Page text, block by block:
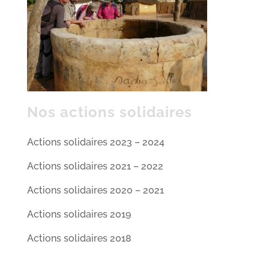
Nos actions solidaires
Actions solidaires 2023 – 2024
Actions solidaires 2021 – 2022
Actions solidaires 2020 – 2021
Actions solidaires 2019
Actions solidaires 2018